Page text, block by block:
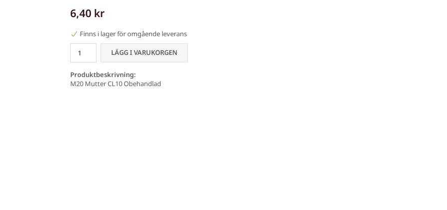
6,40 kr
Finns i lager för omgående leverans
LÄGG I VARUKORGEN
Produktbeskrivning:
M20 Mutter CL10 Obehandlad